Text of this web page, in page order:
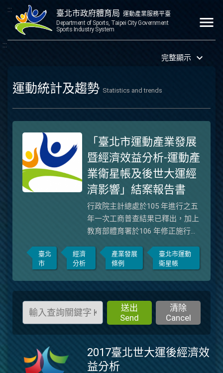
::: 臺北市政府體育局 運動產業服務平臺
Department of Sports, Taipei City Government
Sports Industry System
menu
:::
完整顯示
keyboard_arrow_down
運動統計及趨勢 Statistics and trends
「臺北市運動產業發展
暨經濟效益分析-運動產
業衛星帳及後世大運經
濟影響」結案報告書
行政院主計總處於105 年進行之五
年一次工商普查結果已釋出，加上
教育部體育署於106 年修正施行
條例），其第四條第一項將運動產
業修正為十三款，第二項亦授權中
央主管機關(教育部)訂定各款產業
之內容及範圍，臺北市運動產業衛
星帳爰有同步調整與估算之必要。
最後，2017 臺北世大運結束後，
進行評估，加上2020 年以來，因
為新冠肺炎疫情，對於臺北市運動
臺北
市
經濟
分析
產業發展
條例
臺北市運動
衛星帳
送出
Send
清除
Cancel
2017臺北世大運後經濟效
益分析